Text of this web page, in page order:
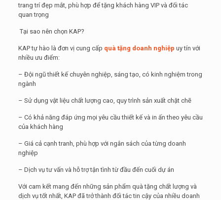
trang trí đẹp mắt, phù hợp để tặng khách hàng VIP và đối tác
quan trọng
Tại sao nên chọn KAP?
KAP tự hào là đơn vị cung cấp quà tặng doanh nghiệp uy tín với
nhiều ưu điểm:
– Đội ngũ thiết kế chuyên nghiệp, sáng tạo, có kinh nghiệm trong
ngành
– Sử dụng vật liệu chất lượng cao, quy trình sản xuất chặt chẽ
– Có khả năng đáp ứng mọi yêu cầu thiết kế và in ấn theo yêu cầu
của khách hàng
– Giá cả cạnh tranh, phù hợp với ngân sách của từng doanh
nghiệp
– Dịch vụ tư vấn và hỗ trợ tận tình từ đầu đến cuối dự án
Với cam kết mang đến những sản phẩm quà tặng chất lượng và
dịch vụ tốt nhất, KAP đã trở thành đối tác tin cậy của nhiều doanh